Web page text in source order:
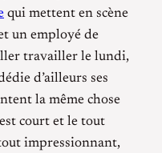
qui mettent en scène
un employé de
travailler le lundi,
d’ailleurs ses
la même chose
court et le tout
impressionnant,